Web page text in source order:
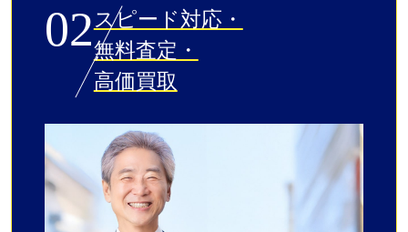
02スピード対応・
無料査定・
高価買取